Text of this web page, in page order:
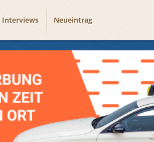
Interviews Neueintrag